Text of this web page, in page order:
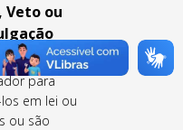
Veto ou
ao
para
em lei ou
ou são